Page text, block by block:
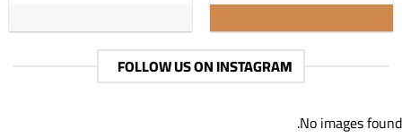
FOLLOW US ON INSTAGRAM
No images found.